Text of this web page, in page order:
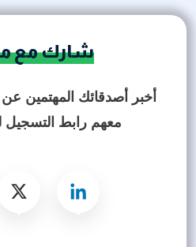
شارك مع
أخبر أصدقائك المهتمين
معهم رابط التسجيل